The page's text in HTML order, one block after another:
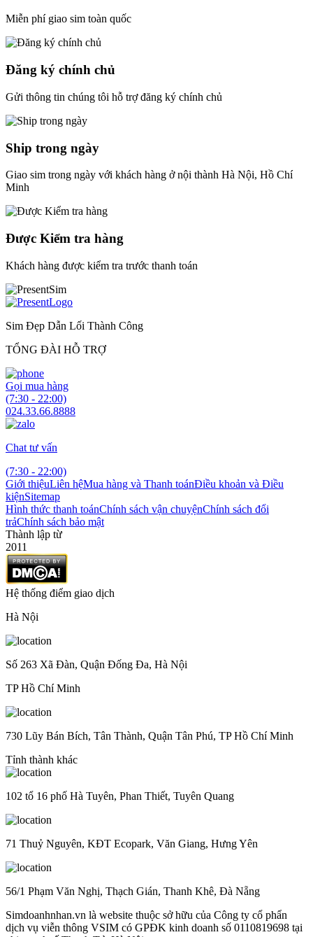
Miễn phí giao sim toàn quốc
Đăng ký chính chủ
Gửi thông tin chúng tôi hỗ trợ đăng ký chính chủ
Ship trong ngày
Giao sim trong ngày với khách hàng ở nội thành Hà Nội, Hồ Chí
Minh
Được Kiểm tra hàng
Khách hàng được kiểm tra trước thanh toán
Sim Đẹp Dẫn Lối Thành Công
TỔNG ĐÀI HỖ TRỢ
Gọi mua hàng
(7:30 - 22:00)
024.33.66.8888
Chat tư vấn
(7:30 - 22:00)
Giới thiệuLiên hệMua hàng và Thanh toánĐiều khoản và Điều
kiệnSitemap
Hình thức thanh toánChính sách vận chuyệnChính sách đổi
trảChính sách bảo mật
Thành lập từ
2011
Hệ thống điểm giao dịch
Hà Nội
Số 263 Xã Đàn, Quận Đống Đa, Hà Nội
TP Hồ Chí Minh
730 Lũy Bán Bích, Tân Thành, Quận Tân Phú, TP Hồ Chí Minh
Tỉnh thành khác
102 tổ 16 phố Hà Tuyên, Phan Thiết, Tuyên Quang
71 Thuỷ Nguyên, KĐT Ecopark, Văn Giang, Hưng Yên
56/1 Phạm Văn Nghị, Thạch Gián, Thanh Khê, Đà Nẵng
Simdoanhnhan.vn là website thuộc sở hữu của Công ty cổ phẩn
dịch vụ viễn thông VSIM có GPĐK kinh doanh số 0110819698 tại